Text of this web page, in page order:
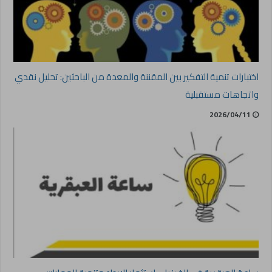
اختبارات تنمية التفكير بين المقننة والمعدة من الباحثين: تحليل نقدي
واتجاهات مستقبلية
2026/04/11